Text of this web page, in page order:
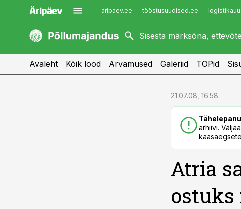
aripaev.ee tööstusuudised.ee
kaubandus.ee
kinnisvarauudised.ee
imelineajalugu.ee
Avaleht Kõik lood Arvamused Galeriid TOPid
21.07.08, 16:58
arhiivi.
Atria
ostuks